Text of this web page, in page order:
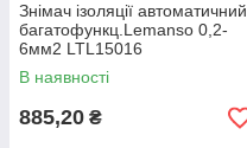
Знімач ізоляції автоматичний
багатофункц.Lemanso 0,2-
6мм2 LTL15016
В наявності
885,20 ₴